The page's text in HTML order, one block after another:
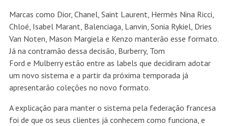
Marcas como Dior, Chanel, Saint Laurent, Hermès Nina Ricci,
Chloé, Isabel Marant, Balenciaga, Lanvin, Sonia Rykiel, Dries
Van Noten, Mason Margiela e Kenzo manterão esse formato.
Já na contramão dessa decisão, Burberry, Tom
Ford e Mulberry estão entre as labels que decidiram adotar
um novo sistema e a partir da próxima temporada já
apresentarão coleções no novo formato.
A explicação para manter o sistema pela federação francesa
foi de que os seus clientes já conhecem como funciona, e